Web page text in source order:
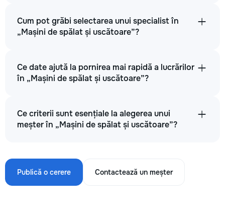
Cum pot grăbi selectarea unui specialist în
„Mașini de spălat și uscătoare”?
Ce date ajută la pornirea mai rapidă a lucrărilor
în „Mașini de spălat și uscătoare”?
Ce criterii sunt esențiale la alegerea unui
meșter în „Mașini de spălat și uscătoare”?
Publică o cerere Contactează un meșter